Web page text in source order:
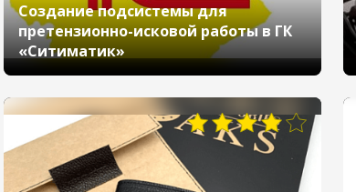
Создание подсистемы для
претензионно-исковой работы в ГК
«Ситиматик»